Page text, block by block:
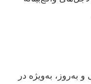
به‌ویژه در